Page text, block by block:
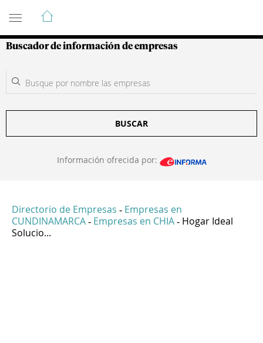
Guía de Empresas Colombianas
Buscador de información de empresas
BUSCAR
Información ofrecida por:
Directorio de Empresas - Empresas en
CUNDINAMARCA - Empresas en CHIA - Hogar Ideal
Solucio...